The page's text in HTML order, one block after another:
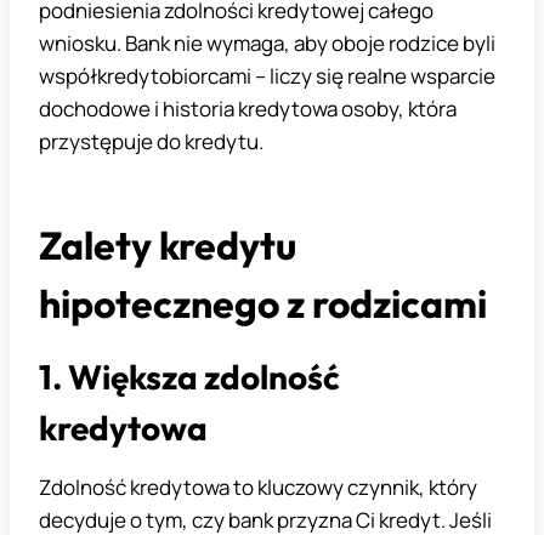
podniesienia zdolności kredytowej całego
wniosku. Bank nie wymaga, aby oboje rodzice byli
współkredytobiorcami – liczy się realne wsparcie
dochodowe i historia kredytowa osoby, która
przystępuje do kredytu.
Zalety kredytu
hipotecznego z rodzicami
1. Większa zdolność
kredytowa
Zdolność kredytowa to kluczowy czynnik, który
decyduje o tym, czy bank przyzna Ci kredyt. Jeśli